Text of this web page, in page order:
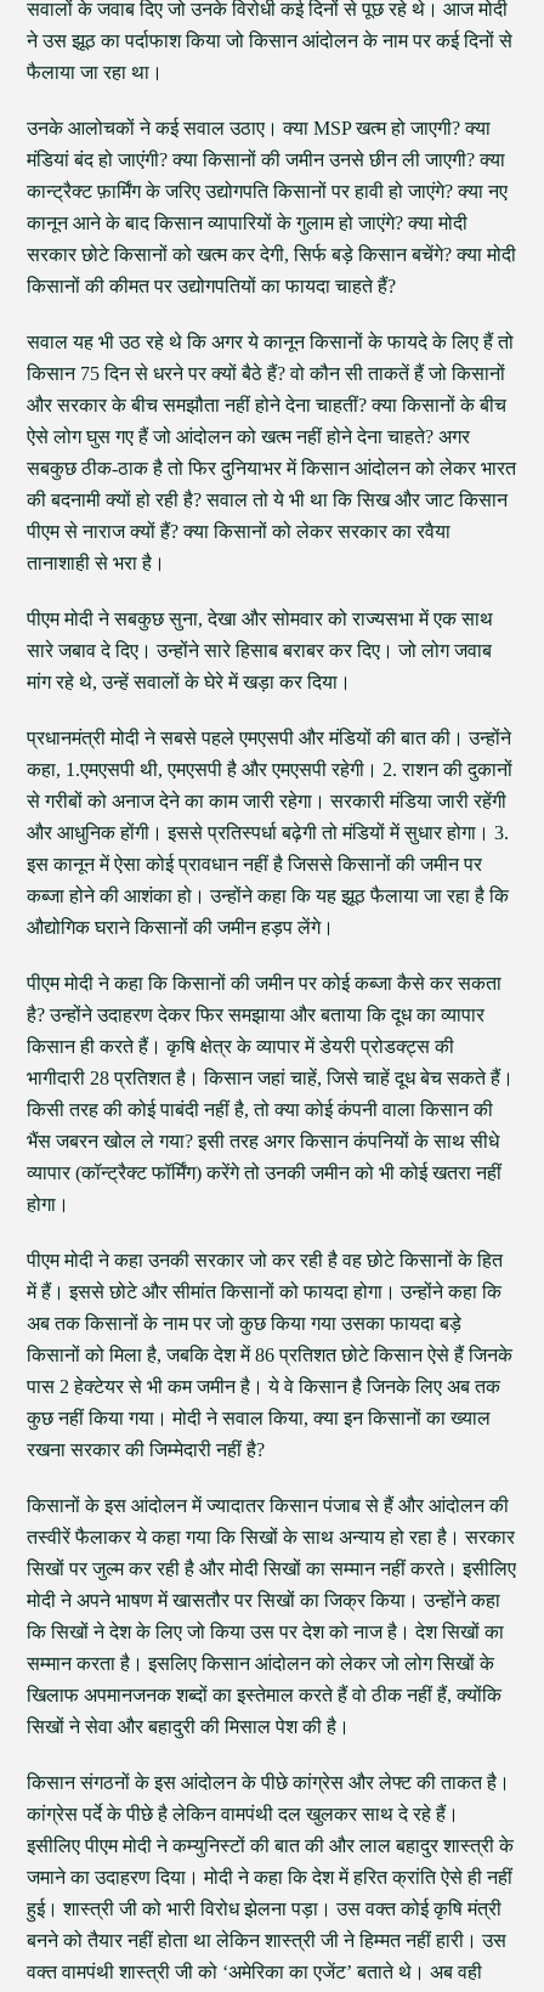
सवालों के जवाब दिए जो उनके विरोधी कई दिनों से पूछ रहे थे। आज मोदी
ने उस झूठ का पर्दाफाश किया जो किसान आंदोलन के नाम पर कई दिनों से
फैलाया जा रहा था।
उनके आलोचकों ने कई सवाल उठाए। क्या MSP खत्म हो जाएगी? क्या
मंडियां बंद हो जाएंगी? क्या किसानों की जमीन उनसे छीन ली जाएगी? क्या
कान्ट्रैक्ट फ़ार्मिंग के जरिए उद्योगपति किसानों पर हावी हो जाएंगे? क्या नए
कानून आने के बाद किसान व्यापारियों के गुलाम हो जाएंगे? क्या मोदी
सरकार छोटे किसानों को खत्म कर देगी, सिर्फ बड़े किसान बचेंगे? क्या मोदी
किसानों की कीमत पर उद्योगपतियों का फायदा चाहते हैं?
सवाल यह भी उठ रहे थे कि अगर ये कानून किसानों के फायदे के लिए हैं तो
किसान 75 दिन से धरने पर क्यों बैठे हैं? वो कौन सी ताकतें हैं जो किसानों
और सरकार के बीच समझौता नहीं होने देना चाहतीं? क्या किसानों के बीच
ऐसे लोग घुस गए हैं जो आंदोलन को खत्म नहीं होने देना चाहते? अगर
सबकुछ ठीक-ठाक है तो फिर दुनियाभर में किसान आंदोलन को लेकर भारत
की बदनामी क्यों हो रही है? सवाल तो ये भी था कि सिख और जाट किसान
पीएम से नाराज क्यों हैं? क्या किसानों को लेकर सरकार का रवैया
तानाशाही से भरा है।
पीएम मोदी ने सबकुछ सुना, देखा और सोमवार को राज्यसभा में एक साथ
सारे जबाव दे दिए। उन्होंने सारे हिसाब बराबर कर दिए। जो लोग जवाब
मांग रहे थे, उन्हें सवालों के घेरे में खड़ा कर दिया।
प्रधानमंत्री मोदी ने सबसे पहले एमएसपी और मंडियों की बात की। उन्होंने
कहा, 1.एमएसपी थी, एमएसपी है और एमएसपी रहेगी। 2. राशन की दुकानों
से गरीबों को अनाज देने का काम जारी रहेगा। सरकारी मंडिया जारी रहेंगी
और आधुनिक होंगी। इससे प्रतिस्पर्धा बढ़ेगी तो मंडियों में सुधार होगा। 3.
इस कानून में ऐसा कोई प्रावधान नहीं है जिससे किसानों की जमीन पर
कब्जा होने की आशंका हो। उन्होंने कहा कि यह झूठ फैलाया जा रहा है कि
औद्योगिक घराने किसानों की जमीन हड़प लेंगे।
पीएम मोदी ने कहा कि किसानों की जमीन पर कोई कब्जा कैसे कर सकता
है? उन्होंने उदाहरण देकर फिर समझाया और बताया कि दूध का व्यापार
किसान ही करते हैं। कृषि क्षेत्र के व्यापार में डेयरी प्रोडक्ट्स की
भागीदारी 28 प्रतिशत है। किसान जहां चाहें, जिसे चाहें दूध बेच सकते हैं।
किसी तरह की कोई पाबंदी नहीं है, तो क्या कोई कंपनी वाला किसान की
भैंस जबरन खोल ले गया? इसी तरह अगर किसान कंपनियों के साथ सीधे
व्यापार (कॉन्ट्रैक्ट फॉर्मिंग) करेंगे तो उनकी जमीन को भी कोई खतरा नहीं
होगा।
पीएम मोदी ने कहा उनकी सरकार जो कर रही है वह छोटे किसानों के हित
में हैं। इससे छोटे और सीमांत किसानों को फायदा होगा। उन्होंने कहा कि
अब तक किसानों के नाम पर जो कुछ किया गया उसका फायदा बड़े
किसानों को मिला है, जबकि देश में 86 प्रतिशत छोटे किसान ऐसे हैं जिनके
पास 2 हेक्टेयर से भी कम जमीन है। ये वे किसान है जिनके लिए अब तक
कुछ नहीं किया गया। मोदी ने सवाल किया, क्या इन किसानों का ख्याल
रखना सरकार की जिम्मेदारी नहीं है?
किसानों के इस आंदोलन में ज्यादातर किसान पंजाब से हैं और आंदोलन की
तस्वीरें फैलाकर ये कहा गया कि सिखों के साथ अन्याय हो रहा है। सरकार
सिखों पर जुल्म कर रही है और मोदी सिखों का सम्मान नहीं करते। इसीलिए
मोदी ने अपने भाषण में खासतौर पर सिखों का जिक्र किया। उन्होंने कहा
कि सिखों ने देश के लिए जो किया उस पर देश को नाज है। देश सिखों का
सम्मान करता है। इसलिए किसान आंदोलन को लेकर जो लोग सिखों के
खिलाफ अपमानजनक शब्दों का इस्तेमाल करते हैं वो ठीक नहीं हैं, क्योंकि
सिखों ने सेवा और बहादुरी की मिसाल पेश की है।
किसान संगठनों के इस आंदोलन के पीछे कांग्रेस और लेफ्ट की ताकत है।
कांग्रेस पर्दे के पीछे है लेकिन वामपंथी दल खुलकर साथ दे रहे हैं।
इसीलिए पीएम मोदी ने कम्युनिस्टों की बात की और लाल बहादुर शास्त्री के
जमाने का उदाहरण दिया। मोदी ने कहा कि देश में हरित क्रांति ऐसे ही नहीं
हुई। शास्त्री जी को भारी विरोध झेलना पड़ा। उस वक्त कोई कृषि मंत्री
बनने को तैयार नहीं होता था लेकिन शास्त्री जी ने हिम्मत नहीं हारी। उस
वक्त वामपंथी शास्त्री जी को ‘अमेरिका का एजेंट’ बताते थे। अब वही